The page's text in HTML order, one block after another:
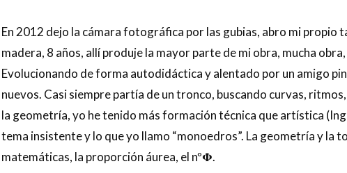
En 2012 dejo la cámara fotográfica por las gubias, abro mi propio
madera, 8 años, allí produje la mayor parte de mi obra, mucha
Evolucionando de forma autodidáctica y alentado por un amigo
nuevos. Casi siempre partía de un tronco, buscando curvas,
la geometría, yo he tenido más formación técnica que artística
tema insistente y lo que yo llamo “monoedros”. La geometría y la
matemáticas, la proporción áurea, el nº𝚽.